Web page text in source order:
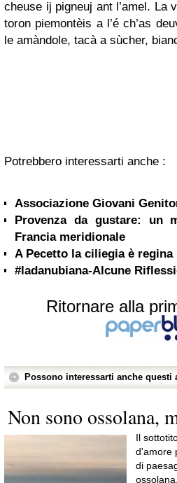
cheuse ij pigneuj ant l’amel. La
toron piemontèis a l’é ch’as
le amàndole, tacà a sùcher,
Potrebbero interessarti anche :
Associazione Giovani
Provenza da gustare: un
Francia meridionale
A Pecetto la ciliegia è regina
#ladanubiana-Alcune
Ritornare alla
Possono interessarti anche questi
Non sono ossolana,
Il
d'amore
di